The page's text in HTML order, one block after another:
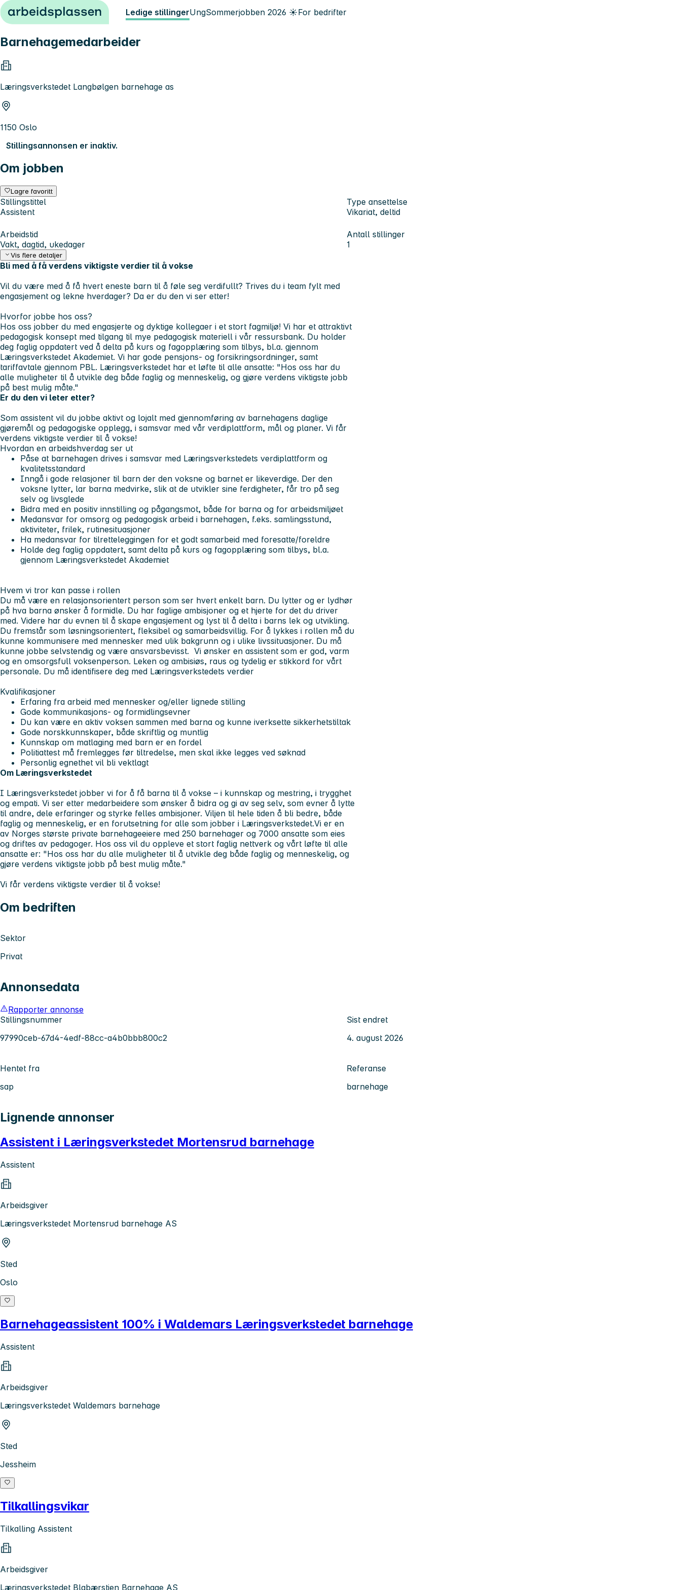
Hopp til innhold Ledige stillingerUngSommerjobben 2026 ☀️For bedrifter
Barnehagemedarbeider
Læringsverkstedet Langbølgen barnehage as
1150 Oslo
Stillingsannonsen er inaktiv.
Om jobben
Lagre favoritt
Stillingstittel
Assistent
Type ansettelse
Vikariat, deltid
Arbeidstid
Vakt, dagtid, ukedager
Antall stillinger
1
Vis flere detaljer
Bli med å få verdens viktigste verdier til å vokse
Vil du være med å få hvert eneste barn til å føle seg verdifullt? Trives du i team fylt med
engasjement og lekne hverdager? Da er du den vi ser etter!
Hvorfor jobbe hos oss?
Hos oss jobber du med engasjerte og dyktige kollegaer i et stort fagmiljø! Vi har et attraktivt
pedagogisk konsept med tilgang til mye pedagogisk materiell i vår ressursbank. Du holder
deg faglig oppdatert ved å delta på kurs og fagopplæring som tilbys, bl.a. gjennom
Læringsverkstedet Akademiet. Vi har gode pensjons- og forsikringsordninger, samt
tariffavtale gjennom PBL. Læringsverkstedet har et løfte til alle ansatte: "Hos oss har du
alle muligheter til å utvikle deg både faglig og menneskelig, og gjøre verdens viktigste jobb
på best mulig måte."
Er du den vi leter etter?
Som assistent vil du jobbe aktivt og lojalt med gjennomføring av barnehagens daglige
gjøremål og pedagogiske opplegg, i samsvar med vår verdiplattform, mål og planer. Vi får
verdens viktigste verdier til å vokse!
Hvordan en arbeidshverdag ser ut
Påse at barnehagen drives i samsvar med Læringsverkstedets verdiplattform og
kvalitetsstandard
Inngå i gode relasjoner til barn der den voksne og barnet er likeverdige. Der den
voksne lytter, lar barna medvirke, slik at de utvikler sine ferdigheter, får tro på seg
selv og livsglede
Bidra med en positiv innstilling og pågangsmot, både for barna og for arbeidsmiljøet
Medansvar for omsorg og pedagogisk arbeid i barnehagen, f.eks. samlingsstund,
aktiviteter, frilek, rutinesituasjoner
Ha medansvar for tilretteleggingen for et godt samarbeid med foresatte/foreldre
Holde deg faglig oppdatert, samt delta på kurs og fagopplæring som tilbys, bl.a.
gjennom Læringsverkstedet Akademiet
Hvem vi tror kan passe i rollen
Du må være en relasjonsorientert person som ser hvert enkelt barn. Du lytter og er lydhør
på hva barna ønsker å formidle. Du har faglige ambisjoner og et hjerte for det du driver
med. Videre har du evnen til å skape engasjement og lyst til å delta i barns lek og utvikling.
Du fremstår som løsningsorientert, fleksibel og samarbeidsvillig. For å lykkes i rollen må du
kunne kommunisere med mennesker med ulik bakgrunn og i ulike livssituasjoner. Du må
kunne jobbe selvstendig og være ansvarsbevisst. Vi ønsker en assistent som er god, varm
og en omsorgsfull voksenperson. Leken og ambisiøs, raus og tydelig er stikkord for vårt
personale. Du må identifisere deg med Læringsverkstedets verdier
Kvalifikasjoner
Erfaring fra arbeid med mennesker og/eller lignede stilling
Gode kommunikasjons- og formidlingsevner
Du kan være en aktiv voksen sammen med barna og kunne iverksette sikkerhetstiltak
Gode norskkunnskaper, både skriftlig og muntlig
Kunnskap om matlaging med barn er en fordel
Politiattest må fremlegges før tiltredelse, men skal ikke legges ved søknad
Personlig egnethet vil bli vektlagt
Om Læringsverkstedet
I Læringsverkstedet jobber vi for å få barna til å vokse – i kunnskap og mestring, i trygghet
og empati. Vi ser etter medarbeidere som ønsker å bidra og gi av seg selv, som evner å lytte
til andre, dele erfaringer og styrke felles ambisjoner. Viljen til hele tiden å bli bedre, både
faglig og menneskelig, er en forutsetning for alle som jobber i Læringsverkstedet.Vi er en
av Norges største private barnehageeiere med 250 barnehager og 7000 ansatte som eies
og driftes av pedagoger. Hos oss vil du oppleve et stort faglig nettverk og vårt løfte til alle
ansatte er: "Hos oss har du alle muligheter til å utvikle deg både faglig og menneskelig, og
gjøre verdens viktigste jobb på best mulig måte."
Vi får verdens viktigste verdier til å vokse!
Om bedriften
Sektor
Privat
Annonsedata
Rapporter annonse
Stillingsnummer
97990ceb-67d4-4edf-88cc-a4b0bbb800c2
Sist endret
4. august 2026
Hentet fra
sap
Referanse
barnehage
Lignende annonser
Assistent i Læringsverkstedet Mortensrud barnehage
Assistent
Arbeidsgiver
Læringsverkstedet Mortensrud barnehage AS
Sted
Oslo
Barnehageassistent 100% i Waldemars Læringsverkstedet barnehage
Assistent
Arbeidsgiver
Læringsverkstedet Waldemars barnehage
Sted
Jessheim
Tilkallingsvikar
Tilkalling Assistent
Arbeidsgiver
Læringsverkstedet Blabærstien Barnehage AS